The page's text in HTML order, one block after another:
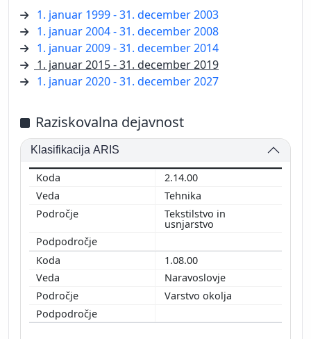
1. januar 1999 - 31. december 2003
1. januar 2004 - 31. december 2008
1. januar 2009 - 31. december 2014
1. januar 2015 - 31. december 2019
1. januar 2020 - 31. december 2027
Raziskovalna dejavnost
Klasifikacija ARIS
2.14.00
Tehnika
Tekstilstvo in
usnjarstvo
1.08.00
Naravoslovje
Varstvo okolja